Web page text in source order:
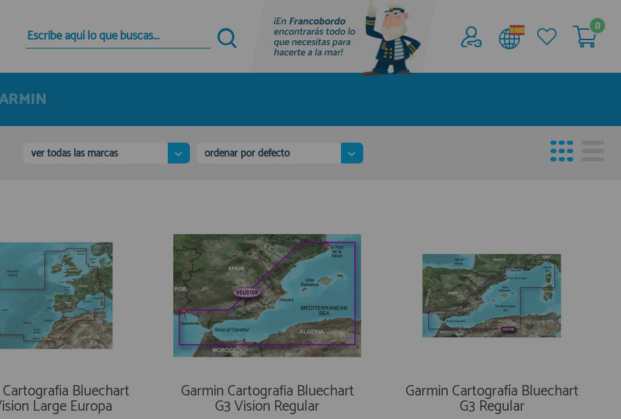
Quiero registrarme
Nuevo cliente
tienda virtual, revisar el estado de tus pedidos y
consultar tus operaciones anteriores.
Acceder al
Área profesionales
Únete ya a los mas de de 500 Profesionales de
la Náutica
0
ver todas las marcas ordenar por defecto
Bluechart
Large Europa
Garmin Cartografia Bluechart
G3 Vision Regular
Garmin Cartografía Bluechart
G3 Regular